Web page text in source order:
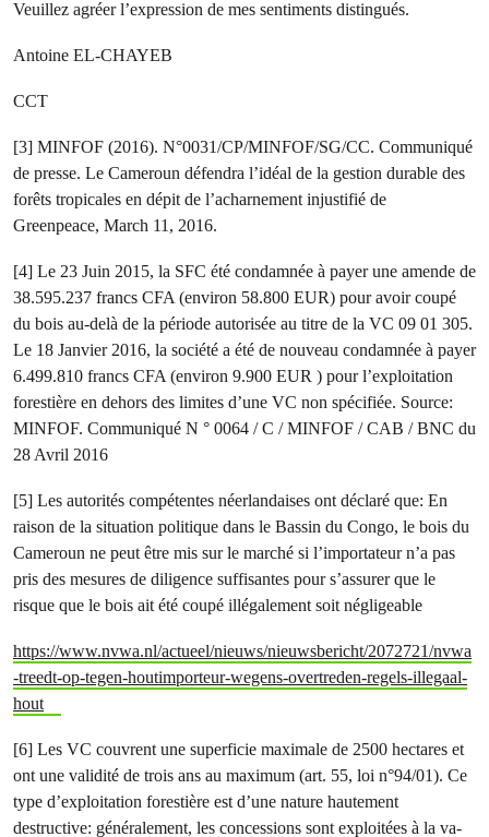
Veuillez agréer l’expression de mes sentiments distingués.
Antoine EL-CHAYEB
CCT
[3] MINFOF (2016). N°0031/CP/MINFOF/SG/CC. Communiqué
de presse. Le Cameroun défendra l’idéal de la gestion durable des
forêts tropicales en dépit de l’acharnement injustifié de
Greenpeace, March 11, 2016.
[4] Le 23 Juin 2015, la SFC été condamnée à payer une amende de
38.595.237 francs CFA (environ 58.800 EUR) pour avoir coupé
du bois au-delà de la période autorisée au titre de la VC 09 01 305.
Le 18 Janvier 2016, la société a été de nouveau condamnée à payer
6.499.810 francs CFA (environ 9.900 EUR ) pour l’exploitation
forestière en dehors des limites d’une VC non spécifiée. Source:
MINFOF. Communiqué N ° 0064 / C / MINFOF / CAB / BNC du
28 Avril 2016
[5] Les autorités compétentes néerlandaises ont déclaré que: En
raison de la situation politique dans le Bassin du Congo, le bois du
Cameroun ne peut être mis sur le marché si l’importateur n’a pas
pris des mesures de diligence suffisantes pour s’assurer que le
risque que le bois ait été coupé illégalement soit négligeable
https://www.nvwa.nl/actueel/nieuws/nieuwsbericht/2072721/nvwa
-treedt-op-tegen-houtimporteur-wegens-overtreden-regels-illegaal-
hout
[6] Les VC couvrent une superficie maximale de 2500 hectares et
ont une validité de trois ans au maximum (art. 55, loi n°94/01). Ce
type d’exploitation forestière est d’une nature hautement
destructive: généralement, les concessions sont exploitées à la va-